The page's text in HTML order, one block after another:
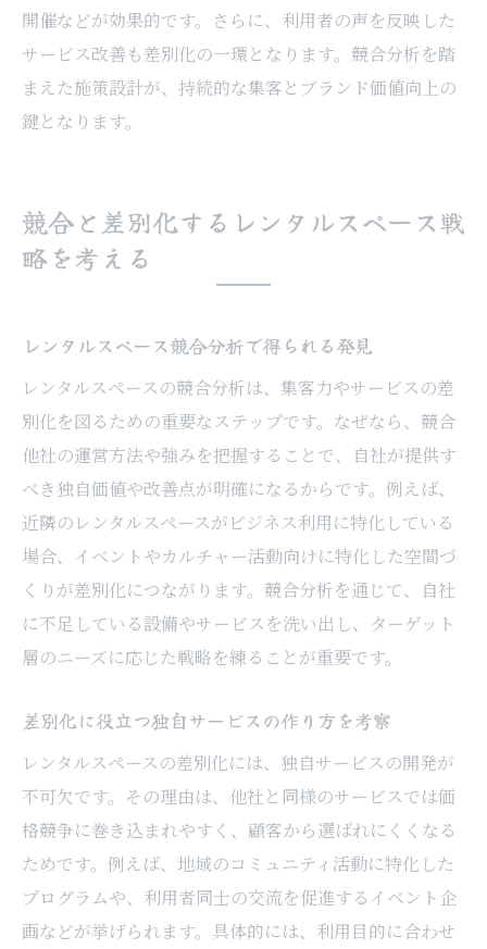
開催などが効果的です。さらに、利用者の声を反映した
サービス改善も差別化の一環となります。競合分析を踏
まえた施策設計が、持続的な集客とブランド価値向上の
鍵となります。
競合と差別化するレンタルスペース戦
略を考える
レンタルスペース競合分析で得られる発見
レンタルスペースの競合分析は、集客力やサービスの差
別化を図るための重要なステップです。なぜなら、競合
他社の運営方法や強みを把握することで、自社が提供す
べき独自価値や改善点が明確になるからです。例えば、
近隣のレンタルスペースがビジネス利用に特化している
場合、イベントやカルチャー活動向けに特化した空間づ
くりが差別化につながります。競合分析を通じて、自社
に不足している設備やサービスを洗い出し、ターゲット
層のニーズに応じた戦略を練ることが重要です。
差別化に役立つ独自サービスの作り方を考察
レンタルスペースの差別化には、独自サービスの開発が
不可欠です。その理由は、他社と同様のサービスでは価
格競争に巻き込まれやすく、顧客から選ばれにくくなる
ためです。例えば、地域のコミュニティ活動に特化した
プログラムや、利用者同士の交流を促進するイベント企
画などが挙げられます。具体的には、利用目的に合わせ